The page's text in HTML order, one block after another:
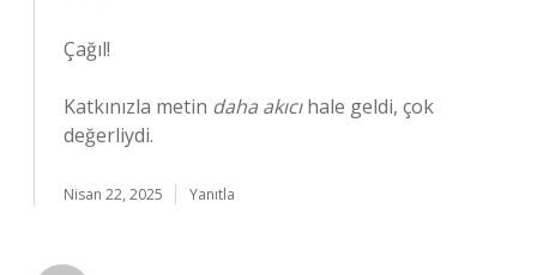
Çağıl!
Katkınızla metin daha akıcıhale geldi, çok
değerliydi.
Nisan 22, 2025 Yanıtla